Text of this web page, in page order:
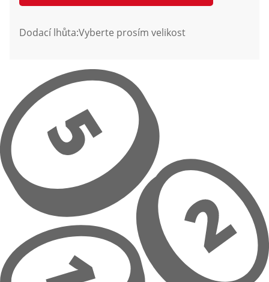
Dodací lhůta:Vyberte prosím velikost